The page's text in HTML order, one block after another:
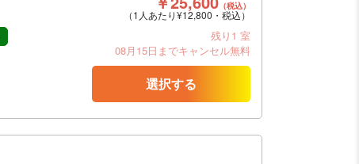
（税込）
（1人あたり¥12,800・税込）
残り1 室
08月15日までキャンセル無料
選択する